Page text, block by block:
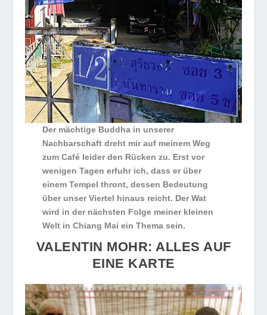
Der mächtige Buddha in unserer
Nachbarschaft dreht mir auf meinem Weg
zum Café leider den Rücken zu. Erst vor
wenigen Tagen erfuhr ich, dass er über
einem Tempel thront, dessen Bedeutung
über unser Viertel hinaus reicht. Der Wat
wird in der nächsten Folge meiner kleinen
Welt in Chiang Mai ein Thema sein.
VALENTIN MOHR: ALLES AUF
EINE KARTE